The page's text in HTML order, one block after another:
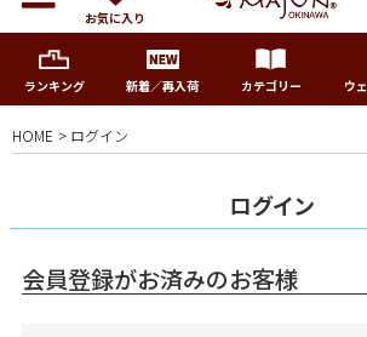
お気に入り
ランキング 新着／再入荷 カテゴリー ウ
メンズ
キッズ
HOME ログイン
ログイン
会員登録がお済みのお客様